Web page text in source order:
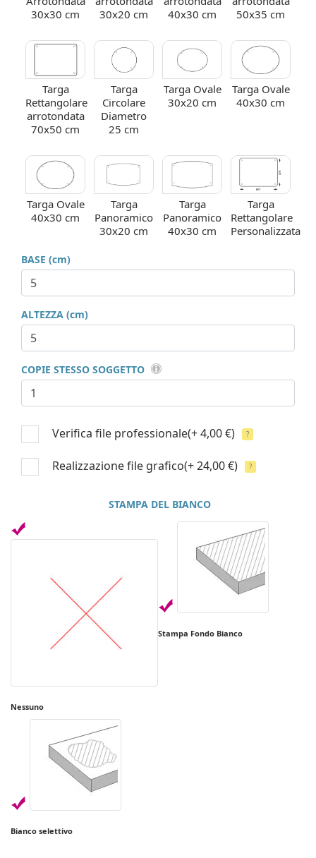
30x30 cm
30x20 cm
40x30 cm
50x35 cm
Targa
Rettangolare
arrotondata
70x50 cm
Targa
Circolare
Diametro
25 cm
Targa Ovale
30x20 cm
Targa Ovale
40x30 cm
Targa Ovale
40x30 cm
Targa
Panoramico
30x20 cm
Targa
Panoramico
40x30 cm
Targa
Rettangolare
Personalizzata
BASE (cm)
ALTEZZA (cm)
COPIE STESSO SOGGETTO
Verifica file professionale(+ 4,00 €) ?
Realizzazione file grafico(+ 24,00 €) ?
STAMPA DEL BIANCO
Nessuno
Stampa Fondo Bianco
Bianco selettivo